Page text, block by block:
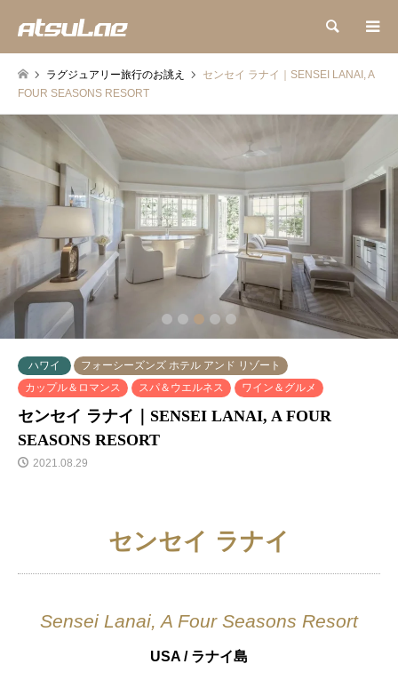
検索
ラグジュアリー旅行のお誂え
センセイ ラナイ｜SENSEI LANAI, A
FOUR SEASONS RESORT
2
ハワイ
フォーシーズンズ ホテル アンド リゾート
カップル＆ロマンス
スパ＆ウエルネス ワイン＆グルメ
センセイ ラナイ｜SENSEI LANAI, A FOUR
SEASONS RESORT
2021.08.29
センセイ ラナイ
Sensei Lanai, A Four Seasons Resort
USA / ラナイ島